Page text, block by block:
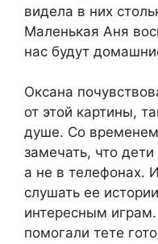
видела в них
Маленькая Аня
нас будут
Оксана
от этой картины,
душе. Со
замечать, что
а не в телефонах.
слушать ее
интересным
помогали тете